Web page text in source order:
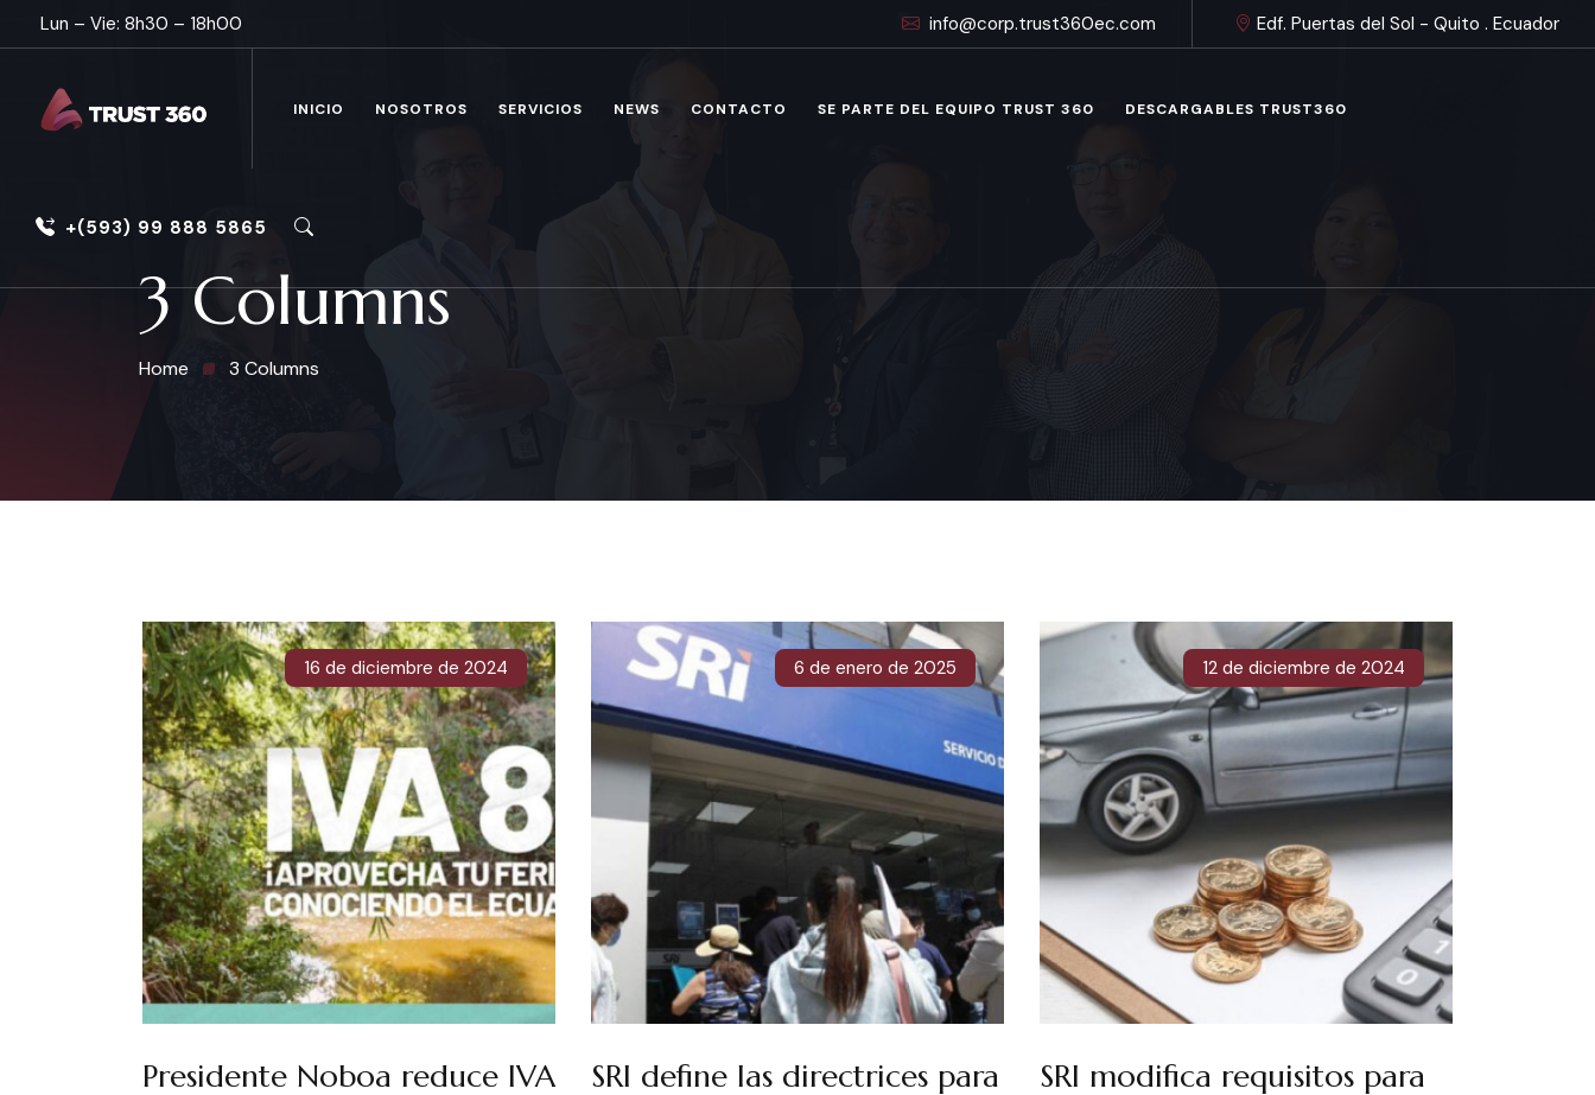
Lun – Vie: 8h30 – 18h00 info@corp.trust360ec.com Edf. Puertas del Sol - Quito . Ecuador
INICIO NOSOTROS SERVICIOS NEWS CONTACTO SE PARTE DEL EQUIPO TRUST 360 DESCARGABLES TRUST360
+(593) 99 888 5865
3 Columns
Home 3 Columns
16 de diciembre de 2024
Presidente Noboa reduce IVA
6 de enero de 2025
SRI define las directrices para
12 de diciembre de 2024
SRI modifica requisitos para